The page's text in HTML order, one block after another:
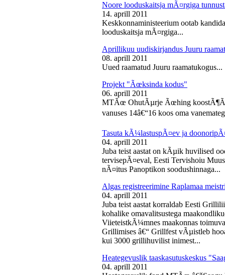
Noore looduskaitsja mÃ¤rgiga
14. aprill 2011
Keskkonnaministeerium ootab
looduskaitsja mÃ¤rgiga...
Aprillikuu uudiskirjandus Juuru
08. aprill 2011
Uued raamatud Juuru raamatukogus...
Projekt "Ãœksinda kodus"
06. aprill 2011
MTÃœ OhutÃµrje Ãœhing
vanuses 14â€“16 koos oma
Tasuta kÃ¼lastuspÃ¤ev ja
04. aprill 2011
Juba teist aastat on kÃµik huvilised
tervisepÃ¤eval, Eesti Tervishoiu
nÃ¤itus Panoptikon soodushinnaga...
Algas registreerimine Raplamaa
04. aprill 2011
Juba teist aastat korraldab Eesti
kohalike omavalitsustega
ViieteistkÃ¼mnes maakonnas
Grillimises â€“ Grillfest vÃµistleb
kui 3000 grillihuvilist inimest...
Heategevuslik taaskasutuskeskus
04. aprill 2011